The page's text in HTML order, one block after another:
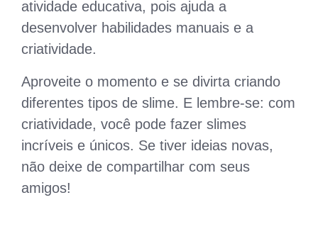
atividade educativa, pois ajuda a
desenvolver habilidades manuais e a
criatividade.
Aproveite o momento e se divirta criando
diferentes tipos de slime. E lembre-se: com
criatividade, você pode fazer slimes
incríveis e únicos. Se tiver ideias novas,
não deixe de compartilhar com seus
amigos!